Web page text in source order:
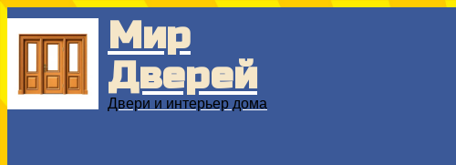
Menu
Мир
Дверей
Двери и интерьер дома